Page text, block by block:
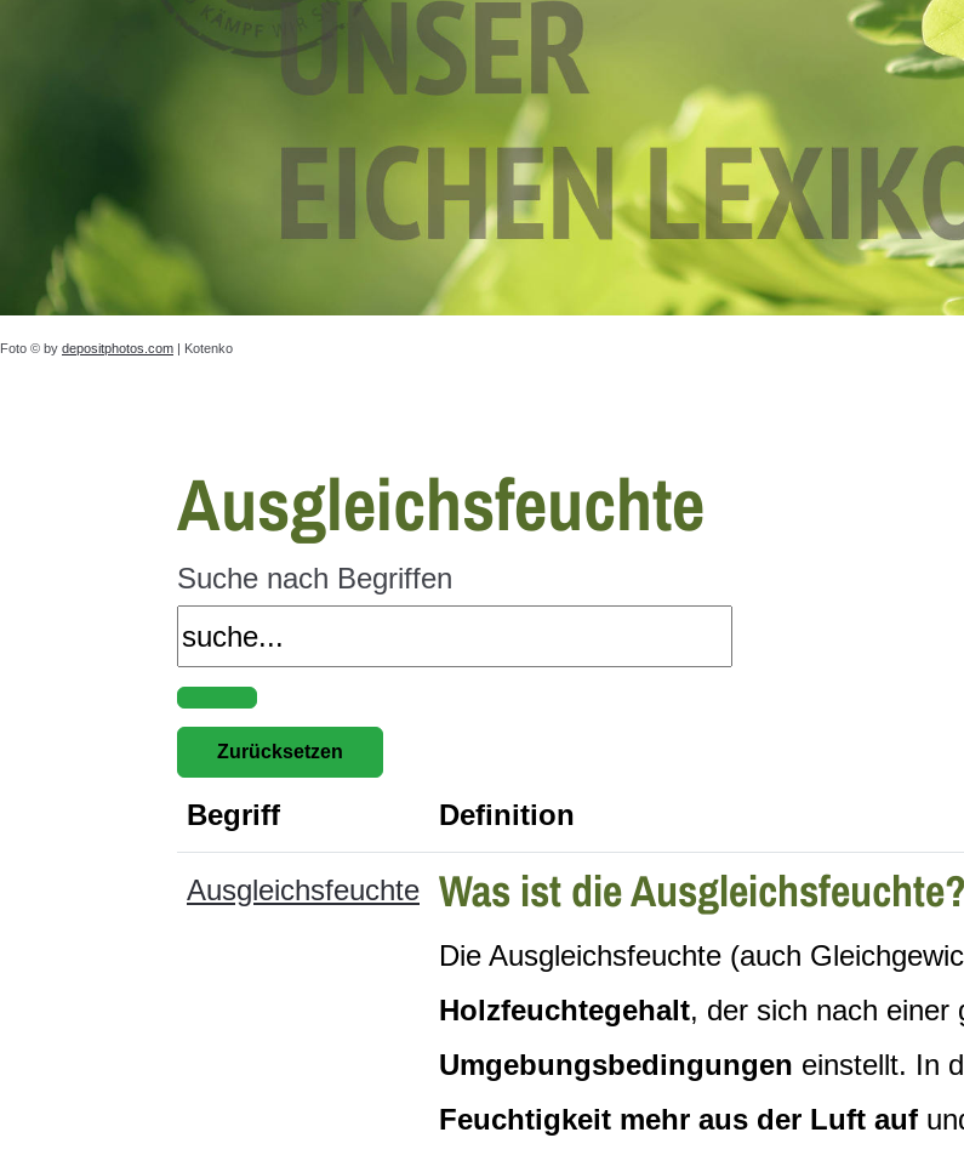
Foto © by depositphotos.com | Kotenko
Ausgleichsfeuchte
Suche nach Begriffen
Begriff Definition
Ausgleichsfeuchte Was ist die Ausgleichsfeuchte?
Die Ausgleichsfeuchte (auch
Holzfeuchtegehalt, der sich nach einer
Umgebungsbedingungen einstellt. In
Feuchtigkeit mehr aus der Luft auf